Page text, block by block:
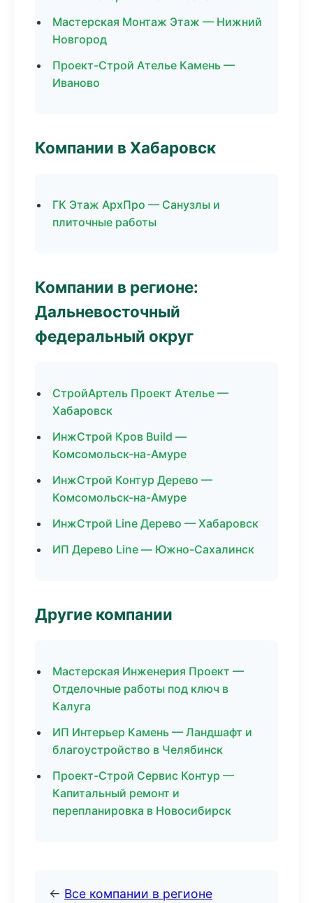
Мастерская Монтаж Этаж — Нижний
Новгород
Проект-Строй Ателье Камень —
Иваново
Компании в Хабаровск
ГК Этаж АрхПро — Санузлы и
плиточные работы
Компании в регионе:
Дальневосточный
федеральный округ
СтройАртель Проект Ателье —
Хабаровск
ИнжСтрой Кров Build —
Комсомольск-на-Амуре
ИнжСтрой Контур Дерево —
Комсомольск-на-Амуре
ИнжСтрой Line Дерево — Хабаровск
ИП Дерево Line — Южно-Сахалинск
Другие компании
Мастерская Инженерия Проект —
Отделочные работы под ключ в
Калуга
ИП Интерьер Камень — Ландшафт и
благоустройство в Челябинск
Проект-Строй Сервис Контур —
Капитальный ремонт и
перепланировка в Новосибирск
← Все компании в регионе